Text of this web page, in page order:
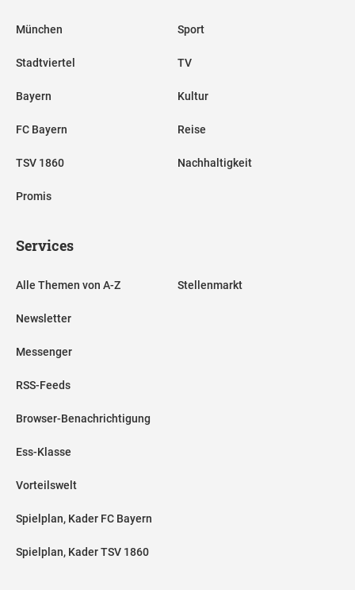
München
Stadtviertel
Bayern
FC Bayern
TSV 1860
Promis
Sport
TV
Kultur
Reise
Nachhaltigkeit
Services
Alle Themen von A-Z
Newsletter
Messenger
RSS-Feeds
Browser-Benachrichtigung
Ess-Klasse
Vorteilswelt
Spielplan, Kader FC Bayern
Spielplan, Kader TSV 1860
Stellenmarkt